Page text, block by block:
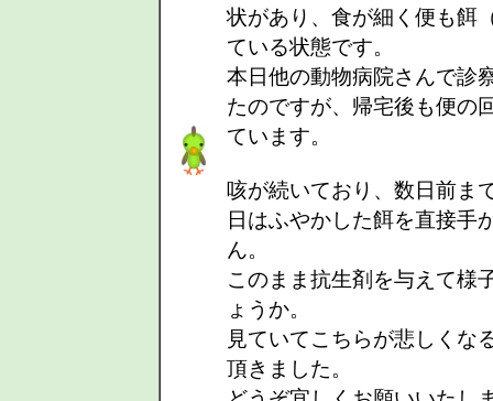
状があり、食が細く便も餌
ている状態です。
本日他の動物病院さんで診
たのですが、帰宅後も便の
ています。
咳が続いており、数日前ま
日はふやかした餌を直接手
ん。
このまま抗生剤を与えて様
ょうか。
見ていてこちらが悲しくな
頂きました。